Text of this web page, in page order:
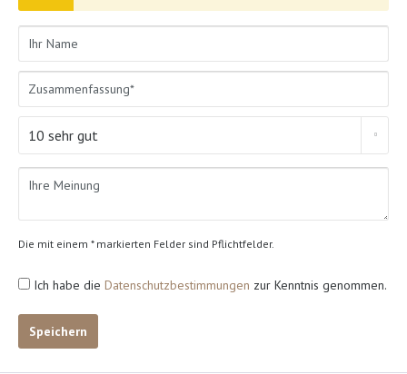
Die mit einem * markierten Felder sind Pflichtfelder.
Ich habe die Datenschutzbestimmungen zur Kenntnis genommen.
Speichern